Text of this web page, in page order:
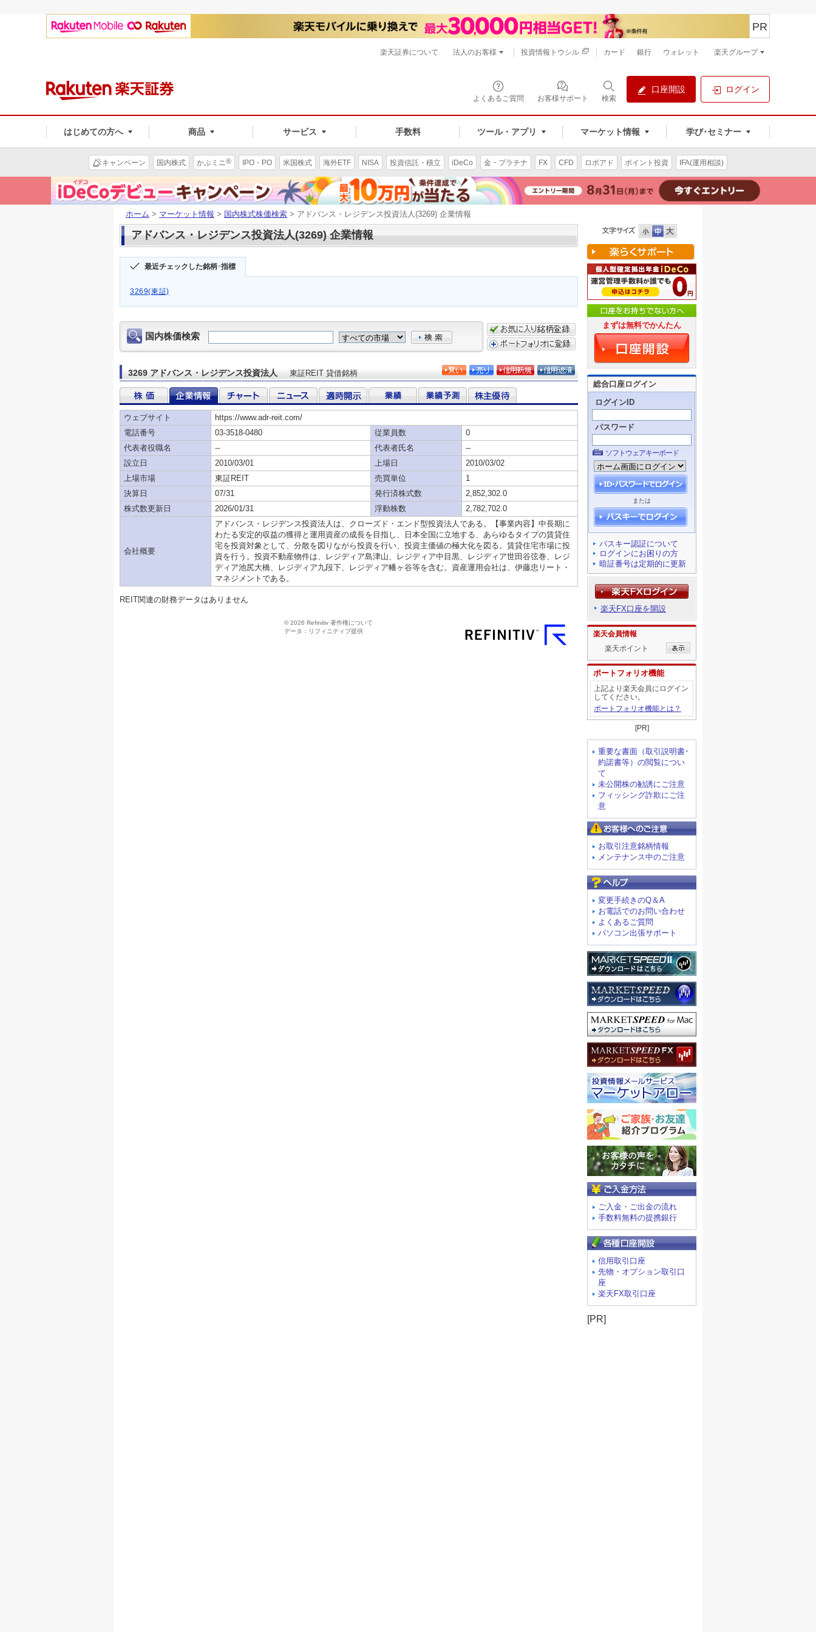
よくあるご質問 お客様サポート 検索
口座開設 ログイン
はじめての方へ 商品 サービス 手数料 ツール・アプリ マーケット情報 学び･セミナー
PR
楽天証券について 法人のお客様 投資情報トウシル カード 銀行 ウォレット 楽天グループ
キャンペーン 国内株式 かぶミニ® IPO・PO 米国株式 海外ETF NISA 投資信託・積立 iDeCo 金・プラチナ FX CFD ロボアド ポイント投資 IFA(運用相談)
ホーム > マーケット情報 > 国内株式株価検索 > アドバンス・レジデンス投資法人(3269) 企業情報
アドバンス・レジデンス投資法人(3269) 企業情報
最近チェックした銘柄･指標
3269(東証)
まずは無料でかんたん
総合口座ログイン
ログインID
パスワード
ソフトウェアキーボード
または
パスキー認証について
ログインにお困りの方
暗証番号は定期的に更新
楽天FX口座を開設
楽天会員情報
楽天ポイント
ポートフォリオ機能
上記より楽天会員にログイン
してください。
ポートフォリオ機能とは？
[PR]
重要な書面（取引説明書･
約諾書等）の閲覧につい
て
未公開株の勧誘にご注意
フィッシング詐欺にご注
意
お取引注意銘柄情報
メンテナンス中のご注意
変更手続きのQ＆A
お電話でのお問い合わせ
よくあるご質問
パソコン出張サポート
ご入金・ご出金の流れ
手数料無料の提携銀行
信用取引口座
先物・オプション取引口
座
楽天FX取引口座
[PR]